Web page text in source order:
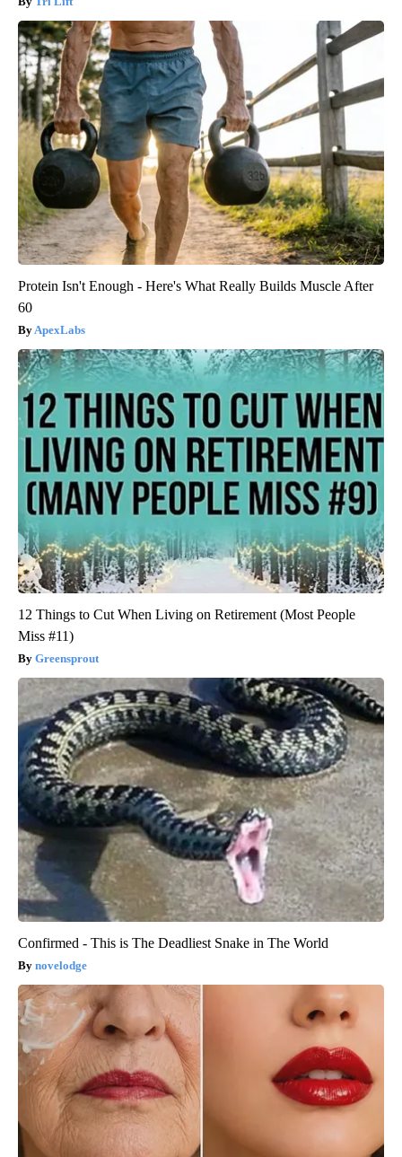
Protein Isn't Enough - Here's What Really Builds Muscle After
60
ApexLabs
12 Things to Cut When Living on Retirement (Most People
Miss #11)
Greensprout
Confirmed - This is The Deadliest Snake in The World
novelodge